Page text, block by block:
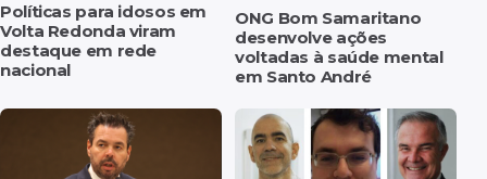
Políticas para idosos em
Volta Redonda viram
destaque em rede
nacional
ONG Bom Samaritano
desenvolve ações
voltadas à saúde mental
em Santo André